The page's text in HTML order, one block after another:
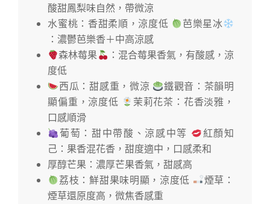
酸甜鳳梨味自然，帶微涼
水蜜桃：香甜柔順，涼度低
芭樂星冰
：濃鬱芭樂香＋中高涼感
森林莓果
：混合莓果香氣，有酸感，涼
度低
西瓜：甜感重，微涼
鐵觀音：茶韻明
顯偏重，涼度低
茉莉花茶：花香淡雅，
口感順滑
葡萄：甜中帶酸、涼感中等
紅顏知
己：果香混花香，甜度適中，口感柔和
厚醇芒果：濃厚芒果香氣，甜感高
荔枝：鮮甜果味明顯，涼度低
煙草：
煙草還原度高，微焦香感重